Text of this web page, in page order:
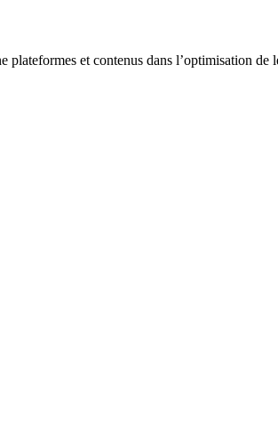
plateformes et contenus dans l’optimisation